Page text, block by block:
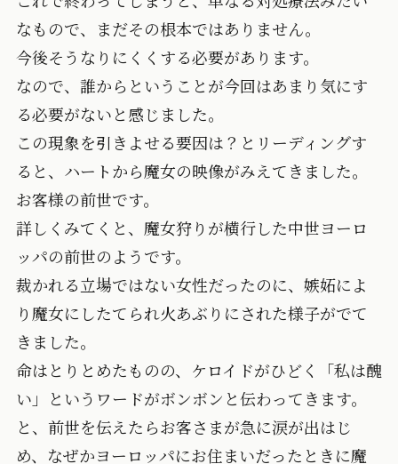
なもので、まだその根本ではありません。
今後そうなりにくくする必要があります。
なので、誰からということが今回はあまり気にす
る必要がないと感じました。
この現象を引きよせる要因は？とリーディングす
ると、ハートから魔女の映像がみえてきました。
お客様の前世です。
詳しくみてくと、魔女狩りが横行した中世ヨーロ
ッパの前世のようです。
裁かれる立場ではない女性だったのに、嫉妬によ
り魔女にしたてられ火あぶりにされた様子がでて
きました。
命はとりとめたものの、ケロイドがひどく「私は醜
い」というワードがボンボンと伝わってきます。
と、前世を伝えたらお客さまが急に涙が出はじ
め、なぜかヨーロッパにお住まいだったときに魔